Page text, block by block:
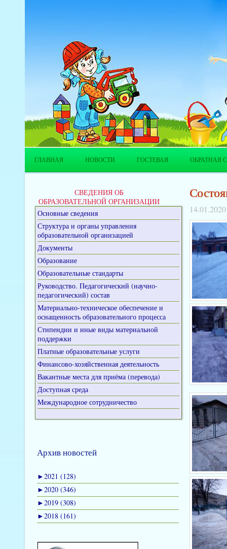
ГЛАВНАЯ НОВОСТИ ГОСТЕВАЯ ОБРАТНАЯ
СВЕДЕНИЯ ОБ
ОБРАЗОВАТЕЛЬНОЙ ОРГАНИЗАЦИИ
Основные сведения
Структура и органы управления
образовательной организацией
Документы
Образование
Образовательные стандарты
Руководство. Педагогический (научно-
педагогический) состав
Материально-техническое обеспечение и
оснащенность образовательного процесса
Стипендии и иные виды материальной
поддержки
Платные образовательные услуги
Финансово-хозяйственная деятельность
Вакантные места для приёма (перевода)
Доступная среда
Международное сотрудничество
Архив новостей
►2021 (128)
►2020 (346)
►2019 (308)
►2018 (161)
14.01.2020